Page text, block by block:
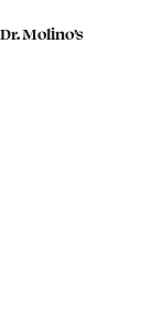
Molino’s